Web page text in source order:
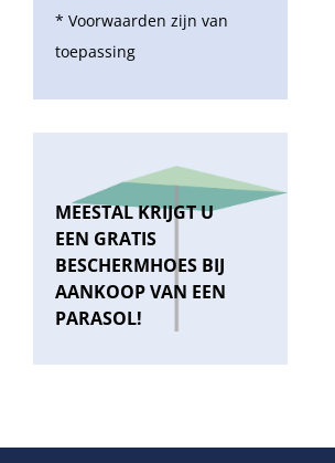
* Voorwaarden zijn van
toepassing
MEESTAL KRIJGT U
EEN GRATIS
BESCHERMHOES BIJ
AANKOOP VAN EEN
PARASOL!